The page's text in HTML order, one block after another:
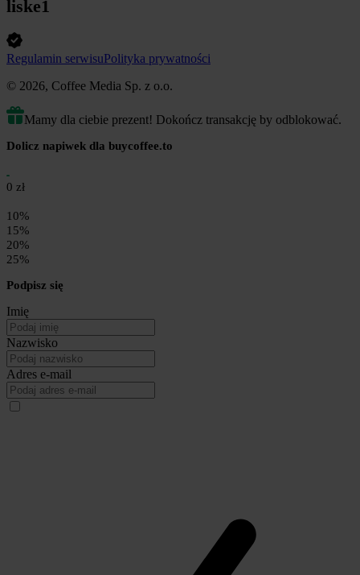
liske1
Regulamin serwisuPolityka prywatności
© 2026, Coffee Media Sp. z o.o.
Mamy dla ciebie prezent! Dokończ transakcję by odblokować.
Dolicz napiwek dla buycoffee.to
0 zł
10%
15%
20%
25%
Podpisz się
Imię
Nazwisko
Adres e-mail